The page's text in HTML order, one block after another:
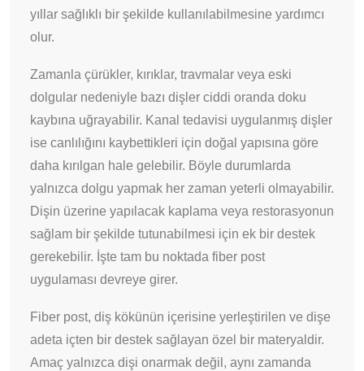
yıllar sağlıklı bir şekilde kullanılabilmesine yardımcı
olur.
Zamanla çürükler, kırıklar, travmalar veya eski
dolgular nedeniyle bazı dişler ciddi oranda doku
kaybına uğrayabilir. Kanal tedavisi uygulanmış dişler
ise canlılığını kaybettikleri için doğal yapısına göre
daha kırılgan hale gelebilir. Böyle durumlarda
yalnızca dolgu yapmak her zaman yeterli olmayabilir.
Dişin üzerine yapılacak kaplama veya restorasyonun
sağlam bir şekilde tutunabilmesi için ek bir destek
gerekebilir. İşte tam bu noktada fiber post
uygulaması devreye girer.
Fiber post, diş kökünün içerisine yerleştirilen ve dişe
adeta içten bir destek sağlayan özel bir materyaldir.
Amaç yalnızca dişi onarmak değil, aynı zamanda